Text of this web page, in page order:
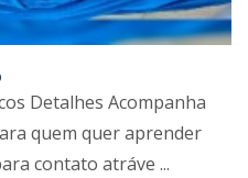
Detalhes Acompanha
quem quer aprender
contato atráve ...